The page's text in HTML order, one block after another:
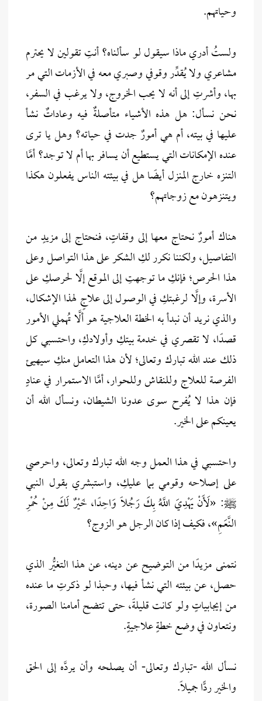
وحياتهم.
ولستُ أدري ماذا سيقول لو سألناه؟ أنتِ تقولين لا يحترم
مشاعري ولا يُقدِّر وقوفي وصبري معه في الأزمات التي مر
بها، وأشرتِ إلى أنه لا يحب الخروج، ولا يرغب في السفر،
نحن نسأل: هل هذه الأشياء متأصلةٌ فيه وعاداتٌ نشأ
عليها في بيته، أم هي أمورٌ جدت في حياته؟ وهل يا ترى
عنده الإمكانات التي يستطيع أن يسافر بها أم لا توجد؟ أمَّا
التنزه خارج المنزل أيضًا هل في بيئته الناس يفعلون هكذا
ويتنزهون مع زوجاتهم؟
هناك أمورٌ نحتاج معها إلى وقفاتٍ، فنحتاج إلى مزيدٍ من
التفاصيل، ولكننا نكرر لكِ الشكر على هذا التواصل وعلى
هذا الحرص؛ فإنكِ ما توجهتِ إلى الموقع إلَّا لحرصكِ على
الأسرة، وإلَّا لرغبتكِ في الوصول إلى علاجٍ لهذا الإشكال،
والذي نريد أن نبدأ به الخطة العلاجية هو ألَّا تُهملي الأمور
قصدًا، لا تقصري في خدمة بيتكِ وأولادكِ، واحتسبي كل
ذلك عند الله تبارك وتعالى؛ لأن هذا التعامل منكِ سيهيئ
الفرصة للعلاج وللنقاش وللحوار، أمَّا الاستمرار في عنادٍ
فإن هذا لا يُفرح سوى عدونا الشيطان، ونسأل الله أن
يعينكم على الخير.
واحتسبي في هذا العمل وجه الله تبارك وتعالى، واحرصي
على إصلاحه وقومي بما عليكِ، واستبشري بقول النبي
ﷺ: «لَأَنْ يَهْدِيَ اللَّهُ بِكَ رَجُلًا وَاحِدًا، خَيْرٌ لَكَ مِنْ حُمْرِ
النَّعَمِ»، فكيف إذا كان الرجل هو الزوج؟
نتمنى مزيدًا من التوضيح عن دينه، عن هذا التغيُّر الذي
حصل، عن بيئته التي نشأ فيها، وحبذا لو ذكرتِ ما عنده
من إيجابياتٍ ولو كانت قليلةً، حتى تتضح أمامنا الصورة،
ونتعاون في وضع خطةٍ علاجيةٍ.
نسأل الله -تبارك وتعالى- أن يصلحه وأن يردَّه إلى الحق
والخير ردًّا جميلًا.